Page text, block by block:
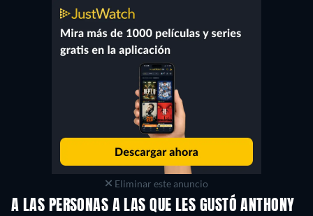
Eliminar este anuncio
A LAS PERSONAS A LAS QUE LES GUSTÓ ANTHONY